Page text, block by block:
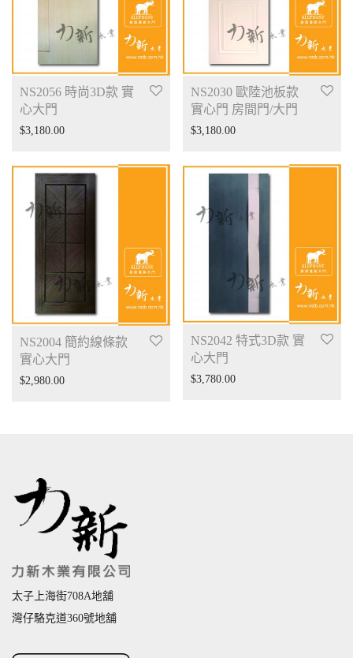
NS2056 時尚3D款 實
心大門
$3,180.00
NS2030 歐陸池板款
實心門 房間門/大門
$3,180.00
NS2004 簡約線條款
實心大門
$2,980.00
NS2042 特式3D款 實
心大門
$3,780.00
太子上海街708A地舖
灣仔駱克道360號地舖